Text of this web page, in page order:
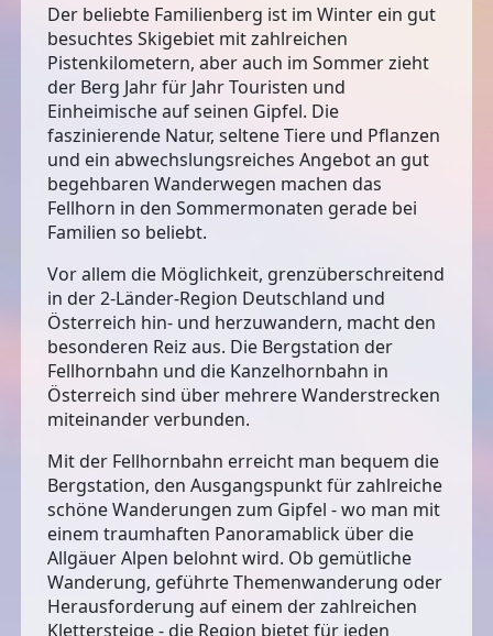
Der beliebte Familienberg ist im Winter ein gut
besuchtes Skigebiet mit zahlreichen
Pistenkilometern, aber auch im Sommer zieht
der Berg Jahr für Jahr Touristen und
Einheimische auf seinen Gipfel. Die
faszinierende Natur, seltene Tiere und Pflanzen
und ein abwechslungsreichesAngebot an gut
begehbaren Wanderwegen machen das
Fellhorn in den Sommermonaten gerade bei
Familien so beliebt.
Vor allem die Möglichkeit, grenzüberschreitend
in der 2-Länder-Region Deutschland und
Österreich hin- und herzuwandern, macht den
besonderen Reiz aus. Die Bergstation der
Fellhornbahn und die Kanzelhornbahn in
Österreich sind über mehrere Wanderstrecken
miteinander verbunden.
Mit der Fellhornbahn erreicht man bequem die
Bergstation, den Ausgangspunkt für zahlreiche
schöne Wanderungen zum Gipfel - wo man mit
einem traumhaften Panoramablick über die
Allgäuer Alpen belohnt wird. Ob gemütliche
Wanderung, geführte Themenwanderung oder
Herausforderung auf einem der zahlreichen
Klettersteige - die Region bietet für jeden